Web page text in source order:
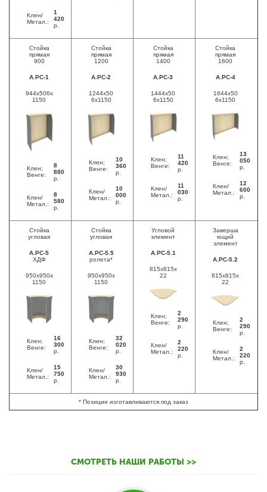
Клен/
Метал.:
1
420
р.
Стойка
прямая
900
А.РС-1
944x506x
1150
Клен;
Венге:
8
880
р.
Клен/
Метал.:
8
580
р.
Стойка
прямая
1200
А.РС-2
1244x50
6x1150
Клен;
Венге:
10
360
р.
Клен/
Метал.:
10
000
р.
Стойка
прямая
1400
А.РС-3
1444x50
6x1150
Клен;
Венге:
11
420
р.
Клен/
Метал.:
11
030
р.
Стойка
прямая
1600
А.РС-4
1644x50
6x1150
Клен;
Венге:
13
050
р.
Клен/
Метал.:
12
600
р.
Стойка
угловая
А.РС-5
ХДФ
950x950x
1150
Клен;
Венге:
16
300
р.
Клен/
Метал.:
15
750
р.
Стойка
угловая
А.РС-5.5
ролета*
950x950x
1150
Клен;
Венге:
32
020
р.
Клен/
Метал.:
30
930
р.
Угловой
элемент
А.РС-5.1
815x815x
22
Клен;
Венге:
2
290
р.
Клен/
Метал.:
2
220
р.
Заверша
ющий
элемент
А.РС-5.2
815x815x
22
Клен;
Венге:
2
290
р.
Клен/
Метал.:
2
220
р.
* Позиции изготавливаются под заказ
СМОТРЕТЬ НАШИ РАБОТЫ >>